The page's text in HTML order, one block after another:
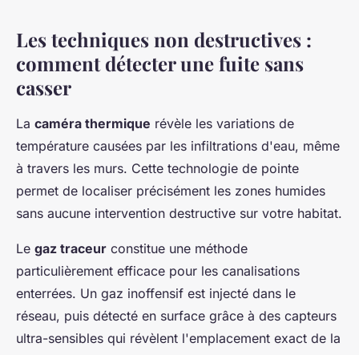
Les techniques non destructives :
comment détecter une fuite sans
casser
La caméra thermique révèle les variations de
température causées par les infiltrations d'eau, même
à travers les murs. Cette technologie de pointe
permet de localiser précisément les zones humides
sans aucune intervention destructive sur votre habitat.
Le gaz traceur constitue une méthode
particulièrement efficace pour les canalisations
enterrées. Un gaz inoffensif est injecté dans le
réseau, puis détecté en surface grâce à des capteurs
ultra-sensibles qui révèlent l'emplacement exact de la